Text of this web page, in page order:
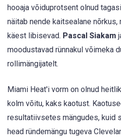
hooaja võiduprotsent olnud
näitab nende kaitsealane
käest libisevad. Pascal Siakam
moodustavad rünnakul võimeka
rollimängijatelt.
Miami Heat'i vorm on olnud
kolm võitu, kaks kaotust.
resultatiivsetes mängudes, kuid
head ründemängu tugeva